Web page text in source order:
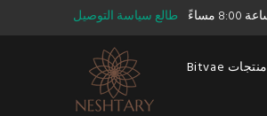
طالع سياسة التوصيل
Bitvae منتجات